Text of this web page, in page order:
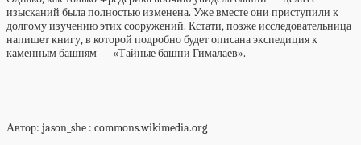
изысканий была полностью изменена. Уже вместе они приступили к
долгому изучению этих сооружений. Кстати, позже исследовательница
напишет книгу, в которой подробно будет описана экспедиция к
каменным башням — «Тайные башни Гималаев».
Автор: jason_she : commons.wikimedia.org